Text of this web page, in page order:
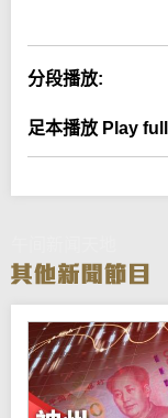
分段播放:
足本播放 Play